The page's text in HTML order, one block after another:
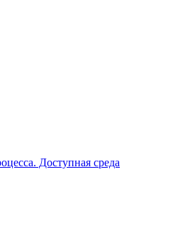
Доступная среда